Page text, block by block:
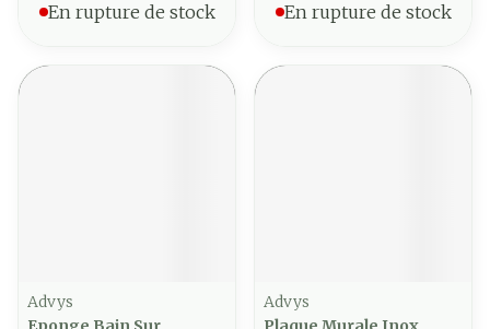
En rupture de stock En rupture de stock
Advys
Advys